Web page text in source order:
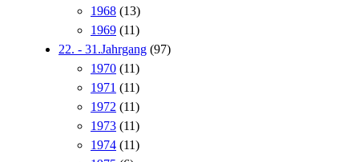
1968 (13)
1969 (11)
22. - 31.Jahrgang (97)
1970 (11)
1971 (11)
1972 (11)
1973 (11)
1974 (11)